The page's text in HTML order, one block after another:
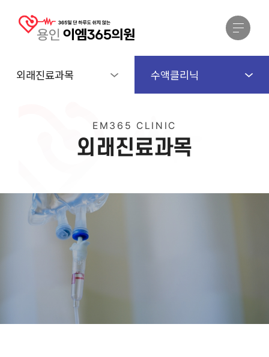
외래진료과목 수액클리닉
EM365 CLINIC
외 래 진료과목